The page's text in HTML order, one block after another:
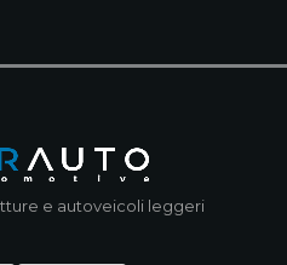
e autoveicoli leggeri